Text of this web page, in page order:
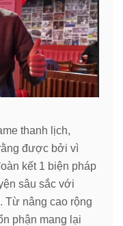
thanh lịch,
được bởi vì
kết 1 biện pháp
sâu sắc với
nâng cao rộng
phận mang lại